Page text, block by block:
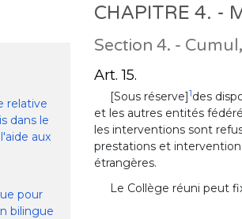
relative
dans le
aux
pour
bilingue
CHAPITRE 4. -
Section 4. -
Art. 15.
[Sous réserve]1des
et les autres entités
les interventions sont
prestations et
étrangères.
Le Collège réuni peut